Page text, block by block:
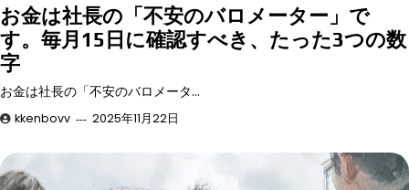
お金は社長の「不安のバロメーター」で
す。毎月15日に確認すべき、たった3つの数
字
お金は社長の「不安のバロメータ…
kkenbovv 2025年11月22日